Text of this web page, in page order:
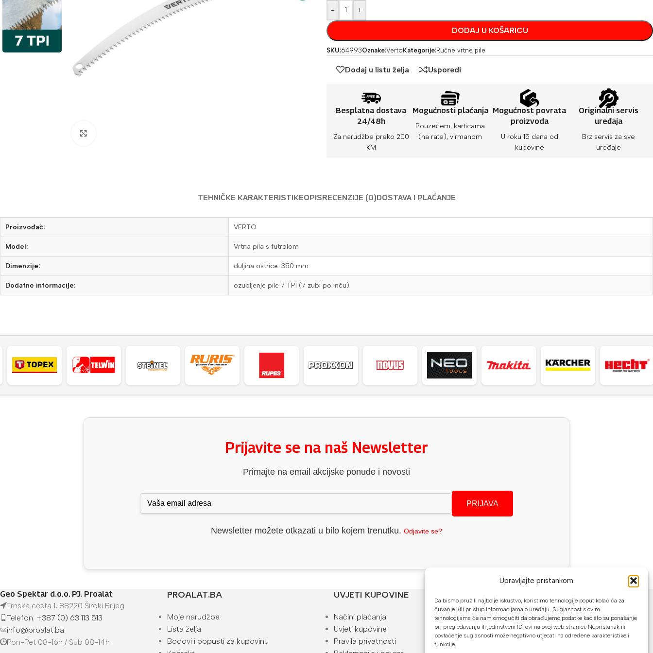
Upravljajte pristankom
Da bismo pružili najbolje iskustvo, koristimo tehnologije poput kolačića za
čuvanje i/ili pristup informacijama o uređaju. Suglasnost s ovim
tehnologijama će nam omogućiti da obrađujemo podatke kao što su ponašanje
pri pregledavanju ili jedinstveni ID-ovi na ovoj web stranici. Nepristanak ili
povlačenje suglasnosti može negativno utjecati na određene karakteristike i
funkcije.
- +
DODAJ U KOŠARICU
SKU:64993Oznake:VertoKategorije:Ručne vrtne pile
Dodaj u listu želja Usporedi
Besplatna dostava
24/48h
Za narudžbe preko 200
KM
Mogućnosti plaćanja
Pouzećem, karticama
(na rate), virmanom
Mogućnost povrata
proizvoda
U roku 15 dana od
kupovine
Originalni servis
uređaja
Brz servis za sve
uređaje
TEHNIČKE KARAKTERISTIKEOPISRECENZIJE (0)DOSTAVA I PLAĆANJE
Proizvođač: VERTO
Model: Vrtna pila s futrolom
Dimenzije: duljina oštrice: 350 mm
Dodatne informacije: ozubljenje pile 7 TPI (7 zubi po inču)
Prijavite se na naš Newsletter
Primajte na email akcijske ponude i novosti
PRIJAVA
Newsletter možete otkazati u bilo kojem trenutku. Odjavite se?
Geo Spektar d.o.o. PJ. Proalat
Trnska cesta 1, 88220 Široki Brijeg
Telefon: +387 (0) 63 113 513
info@proalat.ba
Pon-Pet 08-16h / Sub 08-14h
PROALAT.BA
Moje narudžbe
Lista želja
Bodovi i popusti za kupovinu
UVJETI KUPOVINE
Načini plaćanja
Uvjeti kupovine
Pravila privatnosti
U našoj web trgovini možete platiti:
Kreditnim karticama jednokratno ili do